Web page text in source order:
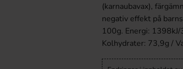
(karnaubavax),
negativ effekt på
100g. Energi:
Kolhydrater: 73,9g /